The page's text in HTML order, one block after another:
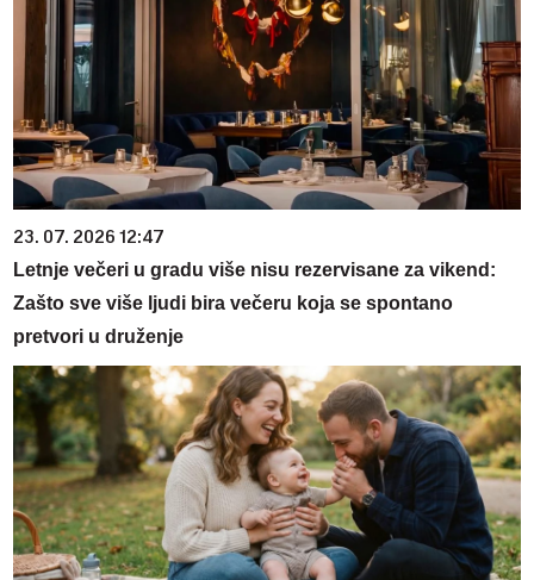
23. 07. 2026 12:47
Letnje večeri u gradu više nisu rezervisane za vikend:
Zašto sve više ljudi bira večeru koja se spontano
pretvori u druženje